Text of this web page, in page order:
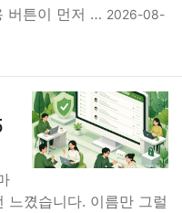
버튼이 먼저 … 2026-08-
느꼈습니다. 이름만 그럴